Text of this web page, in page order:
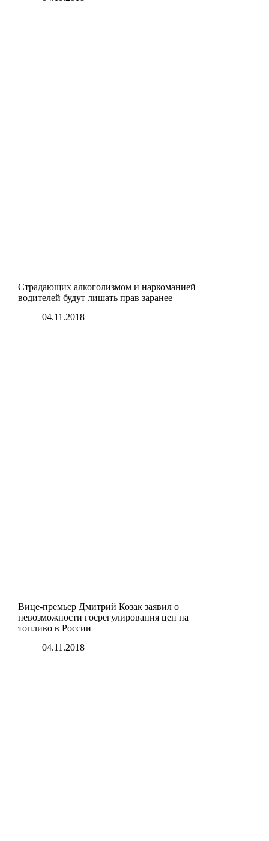
Страдающих алкоголизмом и наркоманией
водителей будут лишать прав заранее
04.11.2018
Вице-премьер Дмитрий Козак заявил о
невозможности госрегулирования цен на
топливо в России
04.11.2018